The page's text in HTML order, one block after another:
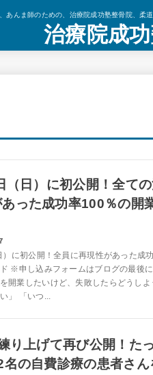
あんま師のための、治療院成功塾整骨院、柔
治療院成
（日）に初公開！全て
った成功率100％の開
）に初公開！全員に再現性があった成
※申し込みフォームはブログの最後
開業したいけど、失敗したらどうし
」 「いつ...
り上げて再び公開！た
名の自費診療の患者さん